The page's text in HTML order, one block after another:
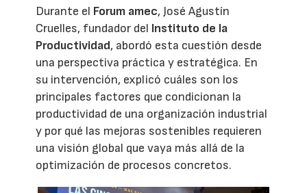
Durante el Forum amec, José Agustín
Cruelles, fundador del Instituto de la
Productividad, abordó esta cuestión desde
una perspectiva práctica y estratégica. En
su intervención, explicó cuáles son los
principales factores que condicionan la
productividad de una organización industrial
y por qué las mejoras sostenibles requieren
una visión global que vaya más allá de la
optimización de procesos concretos.